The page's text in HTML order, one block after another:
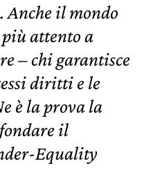
Anche il mondo
attento a
– chi garantisce
diritti e le
è la prova la
il
Equality